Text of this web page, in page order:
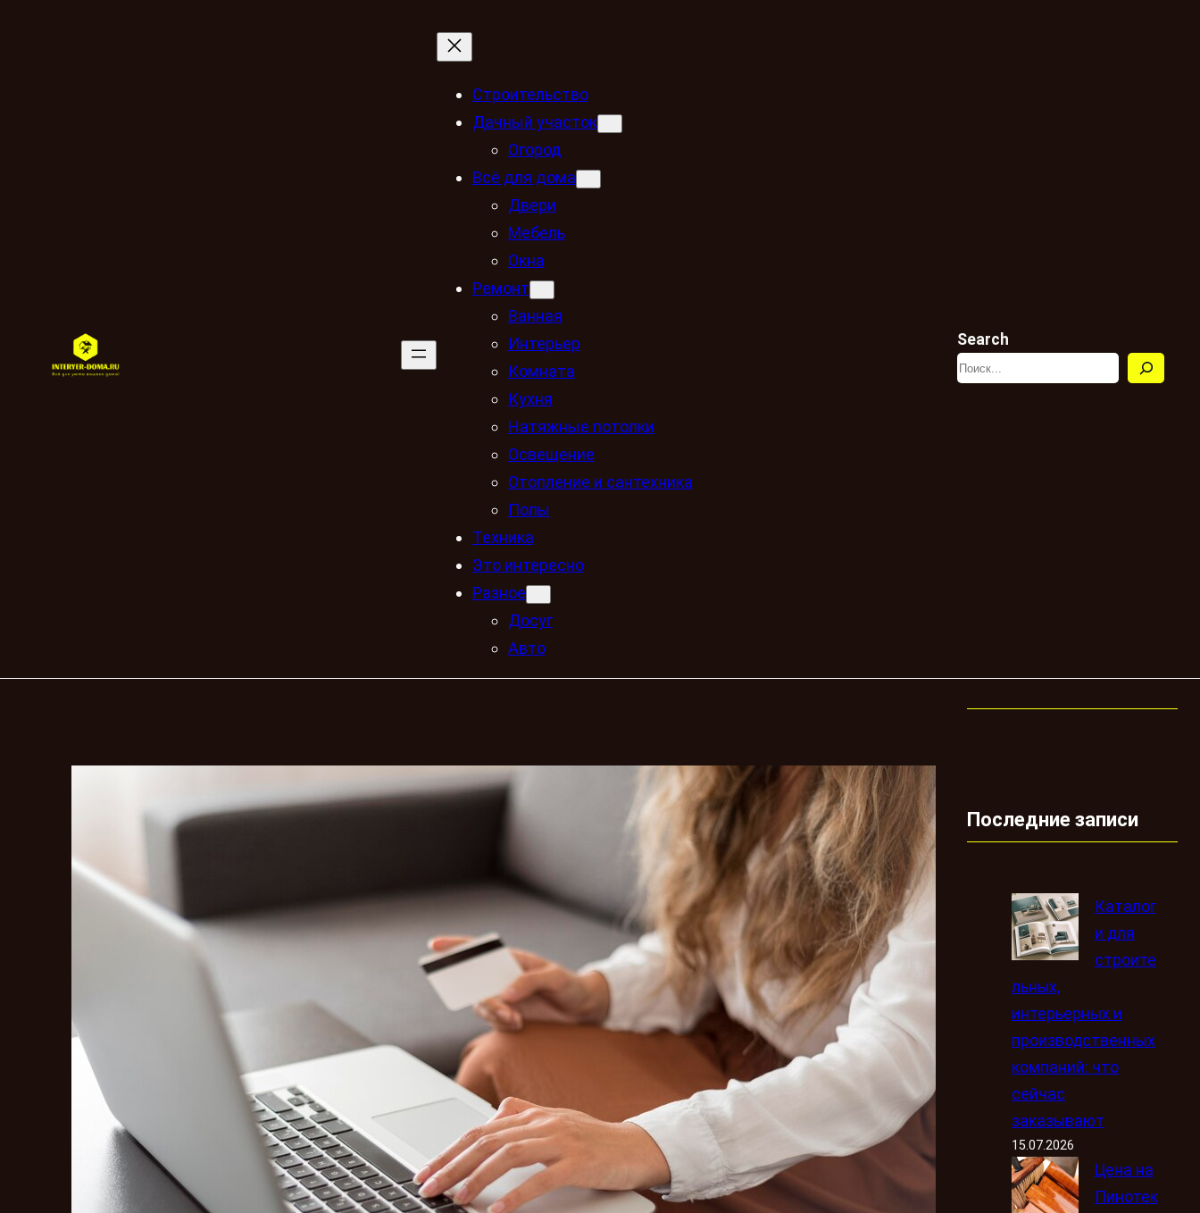
Строительство
Дачный участок
Огород
Всё для дома
Двери
Мебель
Окна
Ремонт
Ванная
Интерьер
Комната
Кухня
Натяжные потолки
Освещение
Отопление и сантехника
Полы
Техника
Это интересно
Разное
Досуг
Авто
Search
Последние записи
Каталог
и для
строите
льных,
интерьерных и
производственных
компаний: что
сейчас
заказывают
15.07.2026
Цена на
Пинотек